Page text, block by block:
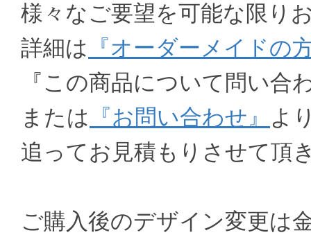
様々なご要望を可能な限り
詳細は 『オーダーメイドの
『この商品について問い合
または 『お問い合わせ』
よ
追ってお見積もりさせて頂
ご購入後のデザイン変更は